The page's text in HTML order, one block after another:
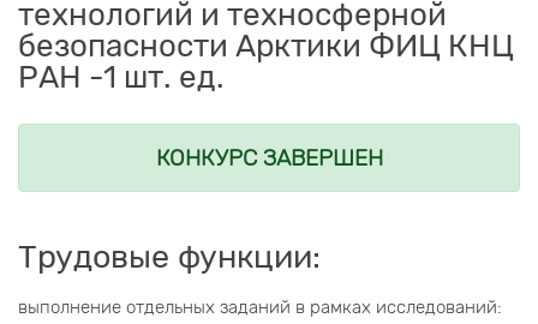
технологий и техносферной
безопасности Арктики ФИЦ КНЦ
РАН -1 шт. ед.
КОНКУРС ЗАВЕРШЕН
Трудовые функции:
выполнение отдельных заданий в рамках исследований: